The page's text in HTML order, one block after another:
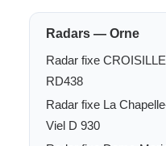
Radars — Orne
Radar fixe
RD438
Radar fixe La
Viel D 930